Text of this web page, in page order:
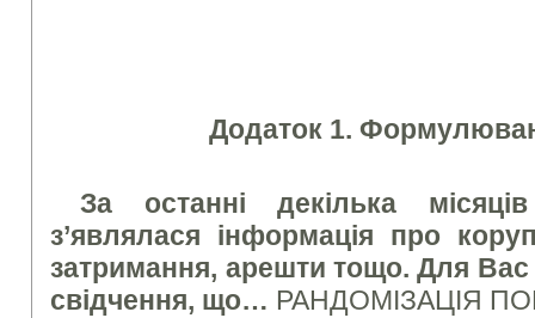
Додаток 1.
За останні декілька
з’являлася інформація про
затримання, арешти тощо. Для Вас
свідчення, що… РАНДОМІЗАЦІЯ